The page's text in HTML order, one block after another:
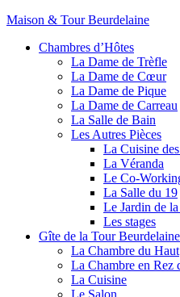
Maison & Tour Beurdelaine
Chambres d’Hôtes
La Dame de Trèfle
La Dame de Cœur
La Dame de Pique
La Dame de Carreau
La Salle de Bain
Les Autres Pièces
La Cuisine
La Véranda
Le Co-
La Salle du 19
Le Jardin de
Les stages
Gîte de la Tour Beurdelaine
La Chambre du Haut
La Chambre en Rez
La Cuisine
Le Salon